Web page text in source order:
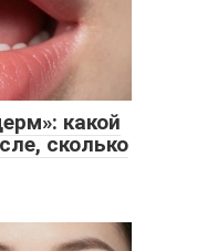
какой
сколько